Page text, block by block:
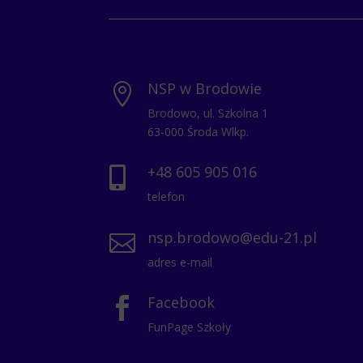
 NSP w Brodowie
Brodowo, ul. Szkolna 1
63-000 Środa Wlkp.
 +48 605 905 016
telefon
 nsp.brodowo@edu-21.pl
adres e-mail
 Facebook
FunPage Szkoły